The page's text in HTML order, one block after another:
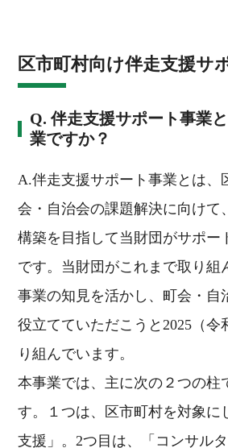
区市町村向け伴走支援サ
Q. 伴走支援サポート事業
業ですか？
A.伴走支援サポート事業とは、
会・自治会の課題解決に向けて
構築を目指して当財団がサポー
です。当財団がこれまで取り組
事業の知見を活かし、町会・自
役立てていただこうと2025（令
り組んでいます。
本事業では、主に次の２つの柱
す。１つは、区市町村を対象に
支援」。2つ目は、「コンサル